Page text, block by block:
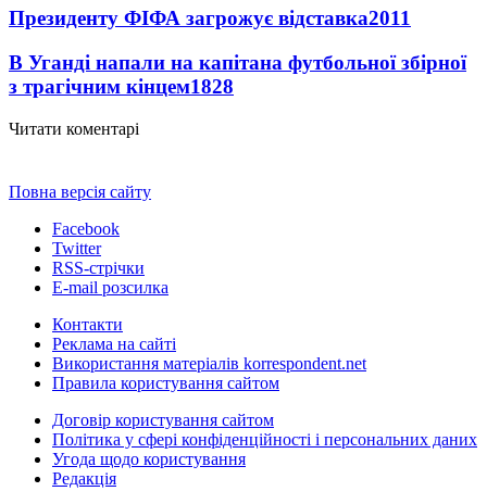
Президенту ФІФА загрожує відставка2011
В Уганді напали на капітана футбольної збірної
з трагічним кінцем1828
Читати коментарі
Повна версія сайту
Facebook
Twitter
RSS-стрічки
E-mail розсилка
Контакти
Реклама на сайті
Використання матеріалів korrespondent.net
Правила користування сайтом
Договір користування сайтом
Політика у сфері конфіденційності і персональних даних
Угода щодо користування
Редакція